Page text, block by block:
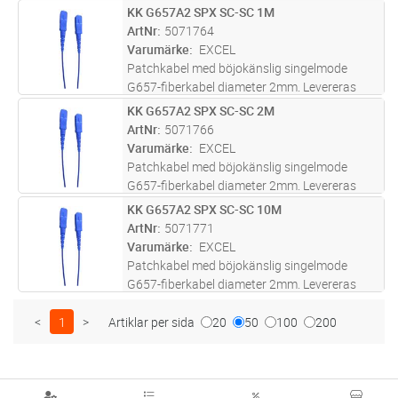
individuellt i förpackning inkl testrapport.
Ingår i Excels 25-åriga systemgaranti, se
separata villkor.
ST Lägg i kundvagn
KK G657A2 SPX SC-SC 1M
ArtNr 5071764
Varumärke
EXCEL
Patchkabel med böjokänslig singelmode
G657-fiberkabel diameter 2mm. Levereras
individuellt i förpackning inkl testrapport.
Ingår i Excels 25-åriga systemgaranti, se
separata villkor.
ST Lägg i kundvagn
KK G657A2 SPX SC-SC 2M
ArtNr 5071766
Varumärke
EXCEL
Patchkabel med böjokänslig singelmode
G657-fiberkabel diameter 2mm. Levereras
individuellt i förpackning inkl testrapport.
Ingår i Excels 25-åriga systemgaranti, se
separata villkor.
ST Lägg i kundvagn
KK G657A2 SPX SC-SC 10M
ArtNr 5071771
Varumärke
EXCEL
Patchkabel med böjokänslig singelmode
G657-fiberkabel diameter 2mm. Levereras
Ingår i Excels 25-åriga systemgaranti, se
< 1 > Artiklar per sida 20 50 100 200